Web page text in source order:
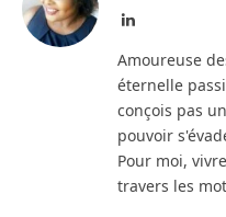
LinkedIn
Amoureuse
éternelle
conçois pas
pouvoir
Pour moi,
travers les